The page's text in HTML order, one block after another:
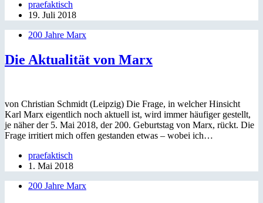
praefaktisch
19. Juli 2018
200 Jahre Marx
Die Aktualität von Marx
von Christian Schmidt (Leipzig) Die Frage, in welcher Hinsicht
Karl Marx eigentlich noch aktuell ist, wird immer häufiger gestellt,
je näher der 5. Mai 2018, der 200. Geburtstag von Marx, rückt. Die
Frage irritiert mich offen gestanden etwas – wobei ich…
praefaktisch
1. Mai 2018
200 Jahre Marx